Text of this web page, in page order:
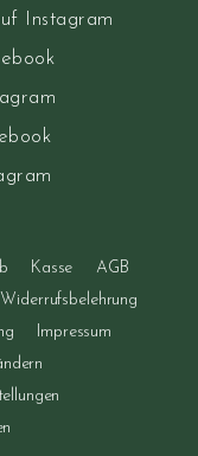
Instagram
Kasse
AGB
Widerrufsbelehrung
Impressum